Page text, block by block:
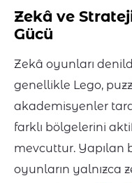
Zekâ ve
Gücü
Zekâ oyunları
genellikle Lego,
akademisyenler
farklı bölgelerini
mevcuttur. Yapılan
oyunların yalnızca